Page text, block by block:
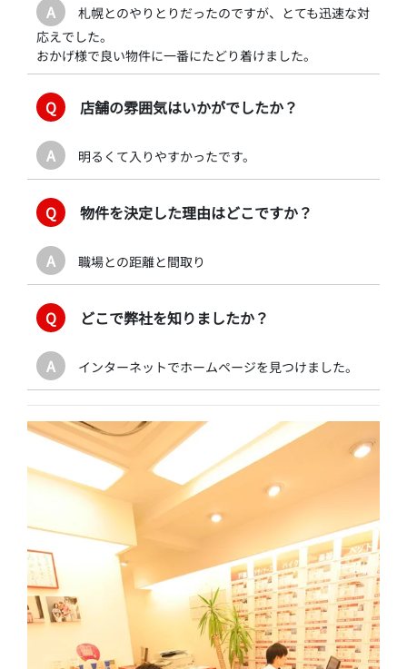
A
札幌とのやりとりだったのですが、とても迅速な対
応えでした。
おかげ様で良い物件に一番にたどり着けました。
Q 店舗の雰囲気はいかがでしたか？
A 明るくて入りやすかったです。
Q 物件を決定した理由はどこですか？
A 職場との距離と間取り
Q どこで弊社を知りましたか？
A インターネットでホームページを見つけました。